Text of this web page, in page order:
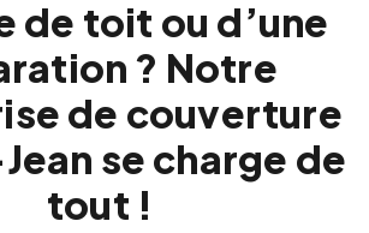
de toit ou d’une
? Notre
de couverture
se charge de
tout !